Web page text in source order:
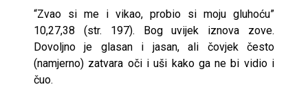
“Zvao si me i vikao, probio si moju gluhoću”
10,27,38 (str. 197). Bog uvijek iznova zove.
Dovoljno je glasan i jasan, ali čovjek često
(namjerno) zatvara oči i uši kako ga ne bi vidio i
čuo.